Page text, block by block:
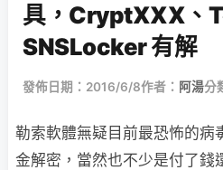
具，CryptXXX、
SNSLocker 有解
發佈日期：2016/6/8作者： 阿湯分
勒索軟體無疑目前最恐怖的病
金解密，當然也不少是付了錢